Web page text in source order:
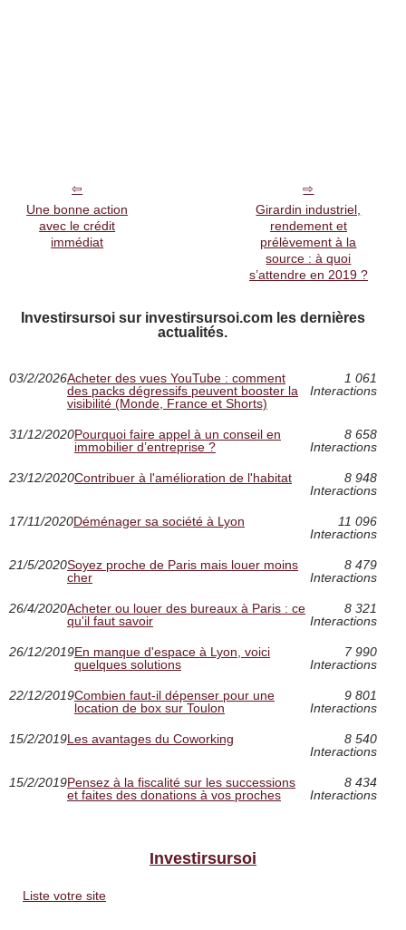
Une bonne action
avec le crédit
immédiat
Girardin industriel,
rendement et
prélèvement à la
source : à quoi
s’attendre en 2019 ?
Investirsursoi sur investirsursoi.com les dernières
actualités.
03/2/2026Acheter des vues YouTube : comment
des packs dégressifs peuvent booster la
visibilité (Monde, France et Shorts)
1 061
Interactions
31/12/2020Pourquoi faire appel à un conseil en
immobilier d’entreprise ?
8 658
Interactions
23/12/2020Contribuer à l'amélioration de l'habitat
8 948
Interactions
17/11/2020Déménager sa société à Lyon
11 096
Interactions
21/5/2020Soyez proche de Paris mais louer moins
cher
8 479
Interactions
26/4/2020Acheter ou louer des bureaux à Paris : ce
qu'il faut savoir
8 321
Interactions
26/12/2019En manque d'espace à Lyon, voici
quelques solutions
7 990
Interactions
22/12/2019Combien faut-il dépenser pour une
location de box sur Toulon
9 801
Interactions
15/2/2019Les avantages du Coworking
8 540
Interactions
15/2/2019Pensez à la fiscalité sur les successions
et faites des donations à vos proches
8 434
Interactions
Investirsursoi
Liste votre site